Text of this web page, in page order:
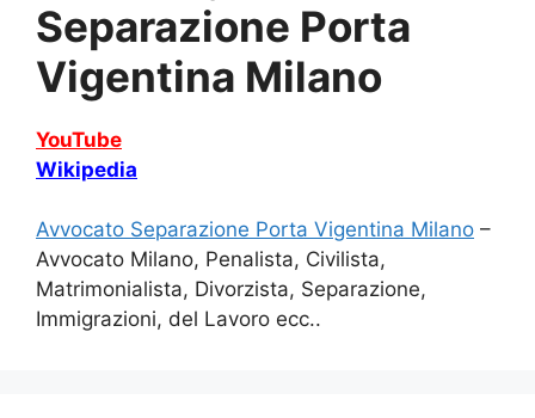
Separazione Porta
Vigentina Milano
YouTube
Wikipedia
Avvocato Separazione Porta Vigentina Milano –
Avvocato Milano, Penalista, Civilista,
Matrimonialista, Divorzista, Separazione,
Immigrazioni, del Lavoro ecc..